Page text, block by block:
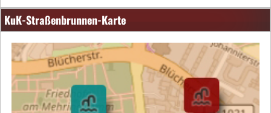
KuK-Straßenbrunnen-Karte